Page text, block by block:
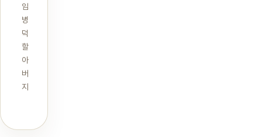
임
병
덕
할
아
버
지